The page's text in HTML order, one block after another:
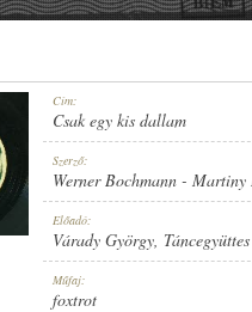
Cím:
Csak egy kis dallam
Szerző:
Werner Bochmann - Martiny
Előadó:
Várady György, Táncegyüttes
Műfaj:
foxtrot